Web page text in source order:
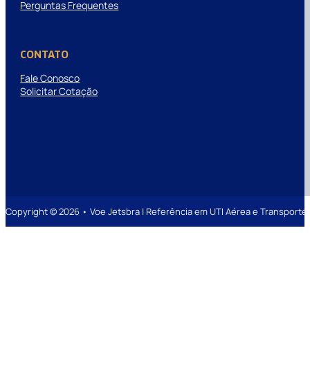
Perguntas Frequentes
CONTATO
Fale Conosco
Solicitar Cotação
Copyright © 2026 • Voe Jetsbra | Referência em UTI Aérea e